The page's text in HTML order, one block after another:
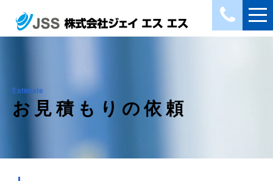
Estimate
お見積もりの依頼